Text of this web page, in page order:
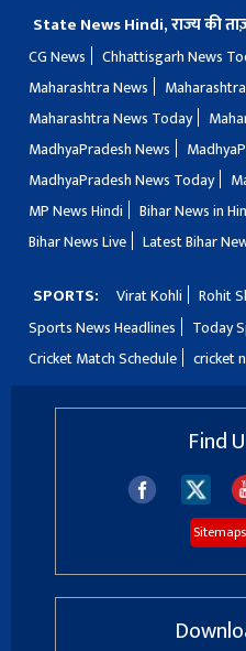
State News Hindi, राज्य की
CG News
Chhattisgarh News
Maharashtra News
Maharashtra News Today
MadhyaPradesh News
MadhyaPradesh News Today
MP News Hindi
Bihar News in
Bihar News Live
Latest Bihar
SPORTS: Virat Kohli Rohit
Sports News Headlines
Today
Cricket Match Schedule
cricket
Find
Sitemaps